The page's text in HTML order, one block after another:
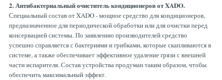
2. Антибактериальный очиститель кондиционеров от XADO.
Специальный состав от XADO - мощное средство для кондиционеров,
предназначенное для периодической обработки или для очистки перед
консервацией системы. По заявлению производителей средство
успешно справляется с бактериями и грибками, которые скапливаются в
системе, а также обеспечивает эффективное удаление грязи с внешней
части испарителя. Состав устройства продуман таким образом, чтобы
обеспечить максимальный эффект.